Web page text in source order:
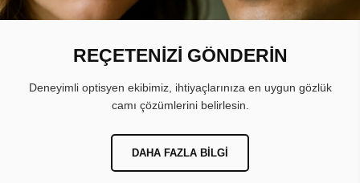
REÇETENİZİ GÖNDERİN
Deneyimli optisyen ekibimiz, ihtiyaçlarınıza en uygun gözlük
camı çözümlerini belirlesin.
DAHA FAZLA BILGI